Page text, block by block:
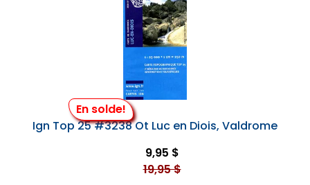
En solde!
Ign Top 25 #3238 Ot Luc en Diois, Valdrome
9,95 $
19,95 $